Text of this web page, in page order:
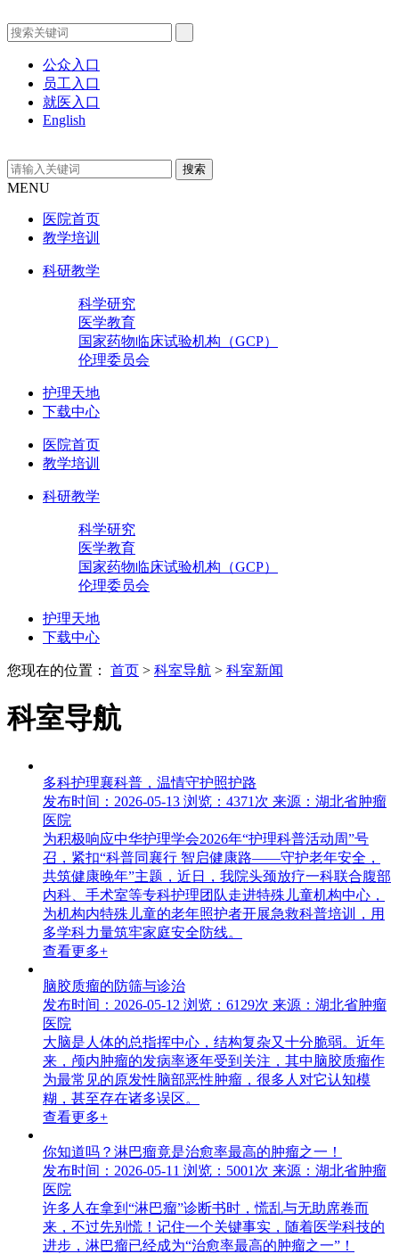
公众入口
员工入口
就医入口
English
MENU
医院首页
教学培训
科研教学
科学研究
医学教育
国家药物临床试验机构（GCP）
伦理委员会
护理天地
下载中心
医院首页
教学培训
科研教学
科学研究
医学教育
国家药物临床试验机构（GCP）
伦理委员会
护理天地
下载中心
您现在的位置： 首页 > 科室导航 > 科室新闻
科室导航
多科护理襄科普，温情守护照护路
发布时间：2026-05-13 浏览：4371次 来源：湖北省肿瘤
医院
为积极响应中华护理学会2026年“护理科普活动周”号
召，紧扣“科普同襄行 智启健康路——守护老年安全，
共筑健康晚年”主题，近日，我院头颈放疗一科联合腹部
内科、手术室等专科护理团队走进特殊儿童机构中心，
为机构内特殊儿童的老年照护者开展急救科普培训，用
多学科力量筑牢家庭安全防线。
查看更多+
脑胶质瘤的防筛与诊治
发布时间：2026-05-12 浏览：6129次 来源：湖北省肿瘤
医院
大脑是人体的总指挥中心，结构复杂又十分脆弱。近年
来，颅内肿瘤的发病率逐年受到关注，其中脑胶质瘤作
为最常见的原发性脑部恶性肿瘤，很多人对它认知模
糊，甚至存在诸多误区。
查看更多+
你知道吗？淋巴瘤竟是治愈率最高的肿瘤之一！
发布时间：2026-05-11 浏览：5001次 来源：湖北省肿瘤
医院
许多人在拿到“淋巴瘤”诊断书时，慌乱与无助席卷而
来，不过先别慌！记住一个关键事实，随着医学科技的
进步，淋巴瘤已经成为“治愈率最高的肿瘤之一”！